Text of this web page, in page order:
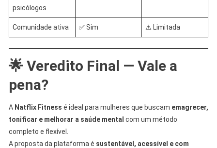
psicólogos
Comunidade ativa ✅ Sim ⚠️ Limitada
🌟 Veredito Final — Vale a
pena?
A Natflix Fitness é ideal para mulheres que buscam emagrecer,
tonificar e melhorar a saúde mental com um método
completo e flexível.
A proposta da plataforma é sustentável, acessível e com